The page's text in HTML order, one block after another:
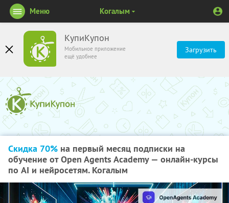
КупиКупон
Мобильное приложение
ещё удобнее
Загрузить
Меню Когалым
Скидка 70% на первый месяц подписки на
обучение от Open Agents Academy — онлайн-курсы
по AI и нейросетям. Когалым